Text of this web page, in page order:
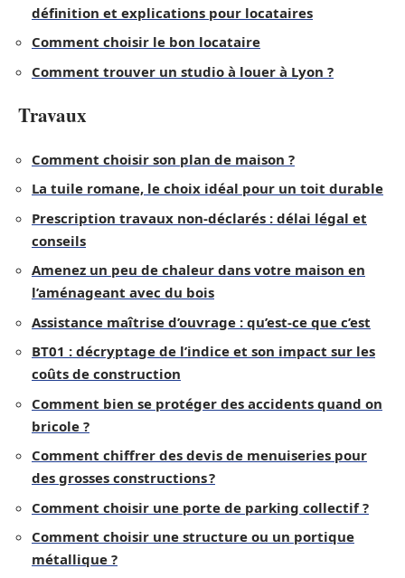
définition et explications pour locataires
Comment choisir le bon locataire
Comment trouver un studio à louer à Lyon ?
Travaux
Comment choisir son plan de maison ?
La tuile romane, le choix idéal pour un toit durable
Prescription travaux non-déclarés : délai légal et
conseils
Amenez un peu de chaleur dans votre maison en
l’aménageant avec du bois
Assistance maîtrise d’ouvrage : qu’est-ce que c’est
BT01 : décryptage de l’indice et son impact sur les
coûts de construction
Comment bien se protéger des accidents quand on
bricole ?
Comment chiffrer des devis de menuiseries pour
des grosses constructions ?
Comment choisir une porte de parking collectif ?
Comment choisir une structure ou un portique
métallique ?